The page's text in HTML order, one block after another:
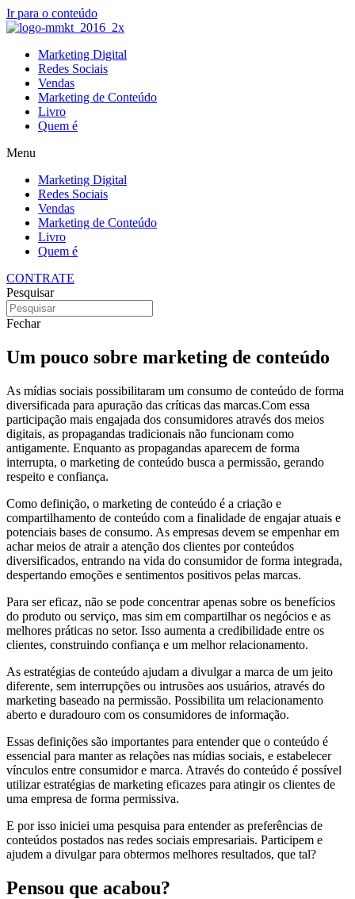
Ir para o conteúdo
Marketing Digital
Redes Sociais
Vendas
Marketing de Conteúdo
Livro
Quem é
Menu
Marketing Digital
Redes Sociais
Vendas
Marketing de Conteúdo
Livro
Quem é
CONTRATE
Pesquisar
Fechar
Um pouco sobre marketing de conteúdo
As mídias sociais possibilitaram um consumo de conteúdo de forma
diversificada para apuração das críticas das marcas.Com essa
participação mais engajada dos consumidores através dos meios
digitais, as propagandas tradicionais não funcionam como
antigamente. Enquanto as propagandas aparecem de forma
interrupta, o marketing de conteúdo busca a permissão, gerando
respeito e confiança.
Como definição, o marketing de conteúdo é a criação e
compartilhamento de conteúdo com a finalidade de engajar atuais e
potenciais bases de consumo. As empresas devem se empenhar em
achar meios de atrair a atenção dos clientes por conteúdos
diversificados, entrando na vida do consumidor de forma integrada,
despertando emoções e sentimentos positivos pelas marcas.
Para ser eficaz, não se pode concentrar apenas sobre os benefícios
do produto ou serviço, mas sim em compartilhar os negócios e as
melhores práticas no setor. Isso aumenta a credibilidade entre os
clientes, construindo confiança e um melhor relacionamento.
As estratégias de conteúdo ajudam a divulgar a marca de um jeito
diferente, sem interrupções ou intrusões aos usuários, através do
marketing baseado na permissão. Possibilita um relacionamento
aberto e duradouro com os consumidores de informação.
Essas definições são importantes para entender que o conteúdo é
essencial para manter as relações nas mídias sociais, e estabelecer
vínculos entre consumidor e marca. Através do conteúdo é possível
utilizar estratégias de marketing eficazes para atingir os clientes de
uma empresa de forma permissiva.
E por isso iniciei uma pesquisa para entender as preferências de
conteúdos postados nas redes sociais empresariais. Participem e
ajudem a divulgar para obtermos melhores resultados, que tal?
Pensou que acabou?